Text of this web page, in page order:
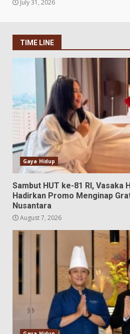
July 31, 2026
TIME LINE
Gaya Hidup
Sambut HUT ke-81 RI, Vasaka
Hadirkan Promo Menginap
Nusantara
August 7, 2026